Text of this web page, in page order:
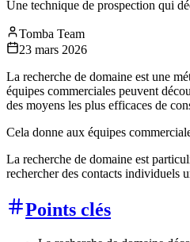
Une technique de prospection qui
Tomba Team
23 mars 2026
La recherche de domaine est une
équipes commerciales peuvent
des moyens les plus efficaces de
Cela donne aux équipes
La recherche de domaine est
rechercher des contacts individuels
Points clés